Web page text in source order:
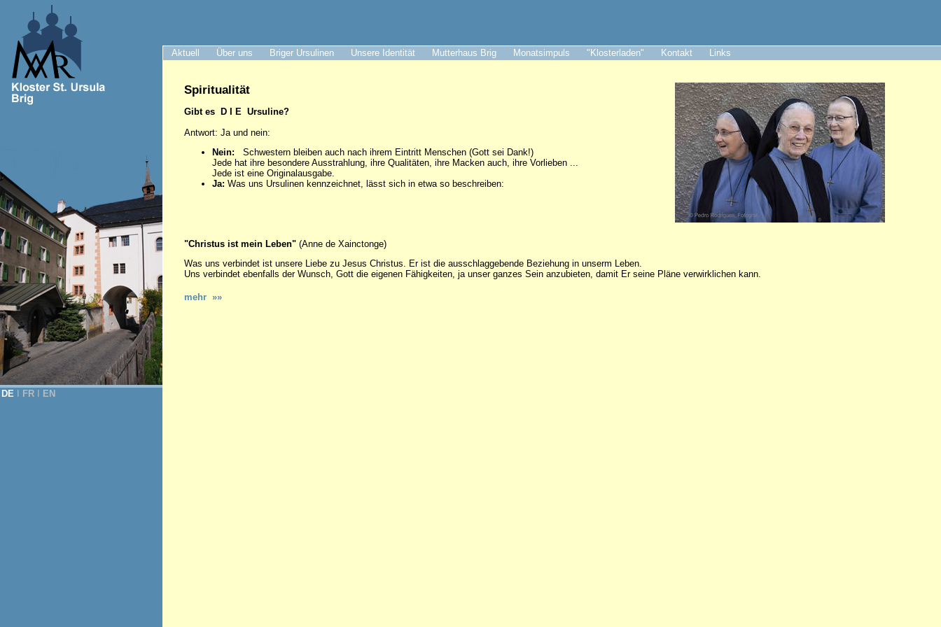
Aktuell Über uns Briger Ursulinen Unsere Identität Mutterhaus Brig Monatsimpuls "Klosterladen" Kontakt Links
DE FR EN
Spiritualität
Gibt es D I E Ursuline?
Antwort: Ja und nein:
Nein: Schwestern bleiben auch nach ihrem Eintritt Menschen (Gott sei Dank!)
Jede hat ihre besondere Ausstrahlung, ihre Qualitäten, ihre Macken auch, ihre Vorlieben ...
Jede ist eine Originalausgabe.
Ja: Was uns Ursulinen kennzeichnet, lässt sich in etwa so beschreiben:
"Christus ist mein Leben" (Anne de Xainctonge)
Was uns verbindet ist unsere Liebe zu Jesus Christus. Er ist die ausschlaggebende Beziehung in unserm Leben.
Uns verbindet ebenfalls der Wunsch, Gott die eigenen Fähigkeiten, ja unser ganzes Sein anzubieten, damit Er seine Pläne verwirklichen kann.
mehr »»